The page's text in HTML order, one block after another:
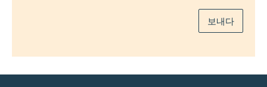
보내다